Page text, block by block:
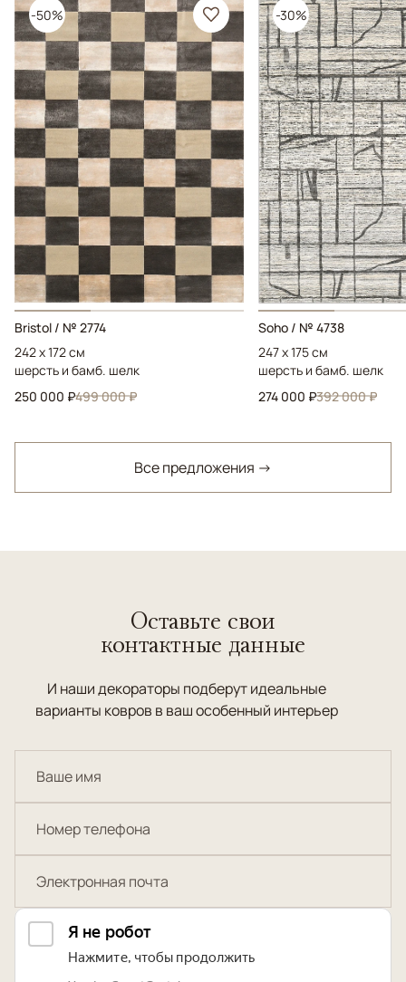
-50%
Bristol / № 2774
242 x 172 см
шерсть и бамб. шелк
250 000 ₽499 000 ₽
-30%
Soho / № 4738
247 x 175 см
шерсть и бамб. шелк
274 000 ₽392 000 ₽
Все предложения →
Оставьте свои
контактные данные
И наши декораторы подберут идеальные
варианты ковров в ваш особенный интерьер